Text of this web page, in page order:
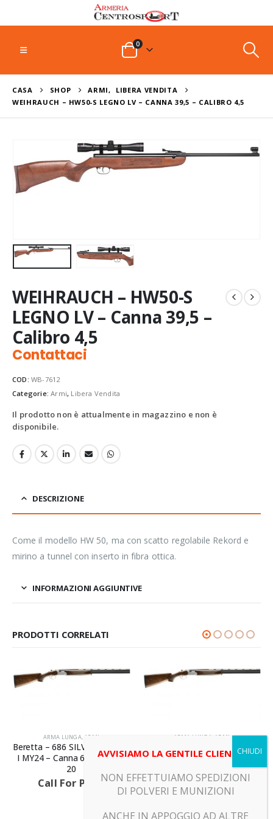
0
CASA SHOP ARMI,
LIBERA VENDITA
WEIHRAUCH – HW50-S LEGNO LV – CANNA 39,5 – CALIBRO 4,5
WEIHRAUCH – HW50-S
LEGNO LV – Canna 39,5 –
Calibro 4,5
Contattaci
COD: WB-7612
Categorie:Armi, Libera Vendita
Il prodotto non è attualmente in magazzino e non è
disponibile.
DESCRIZIONE
Come il modello HW 50, ma con scatto regolabile Rekord e
mirino a tunnel con inserto in fibra ottica.
INFORMAZIONI AGGIUNTIVE
PRODOTTI CORRELATI
ARMA LUNGA, ARMI
Beretta – 686 SILVER PIGEON
I MY24 – Canna 67 – Calibro
20
Call For Price
ARMA LUNGA ARMI
Beretta – 686 SILVER PIGEON
I MY24 – Canna 71 – Calibro
Call For Price
AVVISIAMO LA GENTILE CLIENTELA
NON EFFETTUIAMO SPEDIZIONI
DI POLVERI E MUNIZIONI
ANCHE IN APPOGGIO AD ALTRE